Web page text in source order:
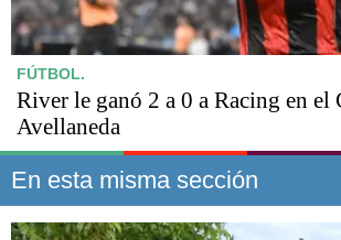
FÚTBOL.
River le ganó 2 a 0 a Racing en
Avellaneda
En esta misma sección